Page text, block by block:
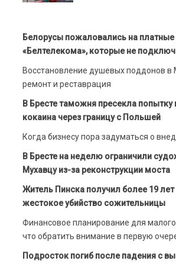
Белорусы пожаловались на платные
«Белтелекома», которые не
Восстановление душевых поддонов в
ремонт и реставрация
В Бресте таможня пресекла попытку
кокаина через границу с Польшей
Когда бизнесу пора задуматься о
В Бресте на неделю ограничили
Мухавцу из-за реконструкции моста
Житель Пинска получил более 19 лет
жестокое убийство сожительницы
Финансовое планирование для малого
что обратить внимание в первую
Подросток погиб после падения с